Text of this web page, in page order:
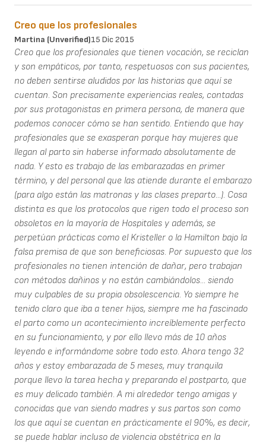
Creo que los profesionales
Martina (unverified)15 Dic 2015
Creo que los profesionales que tienen vocación, se reciclan
y son empáticos, por tanto, respetuosos con sus pacientes,
no deben sentirse aludidos por las historias que aquí se
cuentan. Son precisamente experiencias reales, contadas
por sus protagonistas en primera persona, de manera que
podemos conocer cómo se han sentido. Entiendo que hay
profesionales que se exasperan porque hay mujeres que
llegan al parto sin haberse informado absolutamente de
nada. Y esto es trabajo de las embarazadas en primer
término, y del personal que las atiende durante el embarazo
(para algo están las matronas y las clases preparto...). Cosa
distinta es que los protocolos que rigen todo el proceso son
obsoletos en la mayoría de Hospitales y además, se
perpetúan prácticas como el Kristeller o la Hamilton bajo la
falsa premisa de que son beneficiosas. Por supuesto que los
profesionales no tienen intención de dañar, pero trabajan
con métodos dañinos y no están cambiándolos... siendo
muy culpables de su propia obsolescencia. Yo siempre he
tenido claro que iba a tener hijos, siempre me ha fascinado
el parto como un acontecimiento increíblemente perfecto
en su funcionamiento, y por ello llevo más de 10 años
leyendo e informándome sobre todo esto. Ahora tengo 32
años y estoy embarazada de 5 meses, muy tranquila
porque llevo la tarea hecha y preparando el postparto, que
es muy delicado también. A mi alrededor tengo amigas y
conocidas que van siendo madres y sus partos son como
los que aquí se cuentan en prácticamente el 90%, es decir,
se puede hablar incluso de violencia obstétrica en la